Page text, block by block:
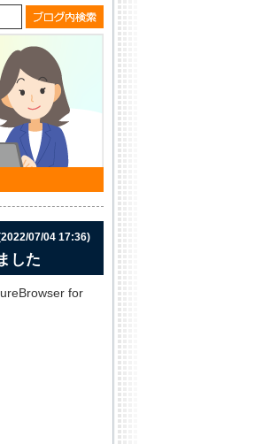
07/04 17:36)
した
for